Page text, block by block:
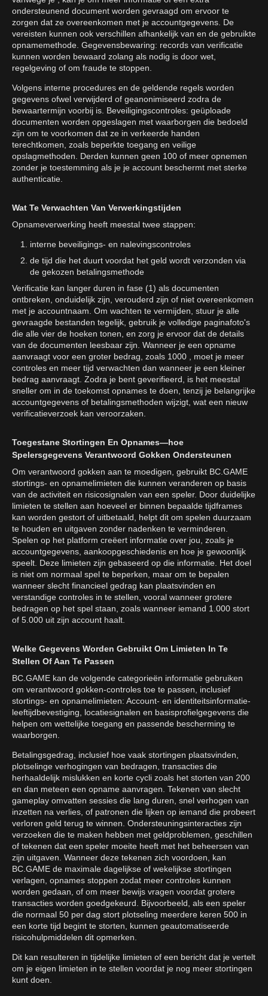
ondersteunend document worden gevraagd om ervoor te
zorgen dat ze overeenkomen met je accountgegevens. De
vereisten kunnen ook verschillen afhankelijk van en de gebruikte
opnamemethode. Gegevensbewaring: records van verificatie
kunnen worden bewaard zolang als nodig is door wet,
regelgeving of om fraude te stoppen.
Volgens interne procedures en de geldende regels worden
gegevens ofwel verwijderd of geanonimiseerd zodra de
bewaartermijn voorbij is. Beveiligingscontroles: geüploade
documenten worden opgeslagen met waarborgen die bedoeld
zijn om te voorkomen dat ze in verkeerde handen
terechtkomen, zoals beperkte toegang en veilige
opslagmethoden. Derden kunnen geen 100 of meer opnemen
zonder je toestemming als je je account beschermt met sterke
authenticatie.
Wat Te Verwachten Van Verwerkingstijden
Opnameverwerking heeft meestal twee stappen:
interne beveiligings- en nalevingscontroles
de tijd die het duurt voordat het geld wordt verzonden via
de gekozen betalingsmethode
Verificatie kan langer duren in fase (1) als documenten
ontbreken, onduidelijk zijn, verouderd zijn of niet overeenkomen
met je accountnaam. Om wachten te vermijden, stuur je alle
gevraagde bestanden tegelijk, gebruik je volledige paginafoto's
die alle vier de hoeken tonen, en zorg je ervoor dat de details
van de documenten leesbaar zijn. Wanneer je een opname
aanvraagt voor een groter bedrag, zoals 1000 , moet je meer
controles en meer tijd verwachten dan wanneer je een kleiner
bedrag aanvraagt. Zodra je bent geverifieerd, is het meestal
sneller om in de toekomst opnames te doen, tenzij je belangrijke
accountgegevens of betalingsmethoden wijzigt, wat een nieuw
verificatieverzoek kan veroorzaken.
Toegestane Stortingen En Opnames—hoe
Spelersgegevens Verantwoord Gokken Ondersteunen
Om verantwoord gokken aan te moedigen, gebruikt BC.GAME
stortings- en opnamelimieten die kunnen veranderen op basis
van de activiteit en risicosignalen van een speler. Door duidelijke
limieten te stellen aan hoeveel er binnen bepaalde tijdframes
kan worden gestort of uitbetaald, helpt dit om spelen duurzaam
te houden en uitgaven zonder nadenken te verminderen.
Spelen op het platform creëert informatie over jou, zoals je
accountgegevens, aankoopgeschiedenis en hoe je gewoonlijk
speelt. Deze limieten zijn gebaseerd op die informatie. Het doel
is niet om normaal spel te beperken, maar om te bepalen
wanneer slecht financieel gedrag kan plaatsvinden en
verstandige controles in te stellen, vooral wanneer grotere
bedragen op het spel staan, zoals wanneer iemand 1.000 stort
of 5.000 uit zijn account haalt.
Welke Gegevens Worden Gebruikt Om Limieten In Te
Stellen Of Aan Te Passen
BC.GAME kan de volgende categorieën informatie gebruiken
om verantwoord gokken-controles toe te passen, inclusief
stortings- en opnamelimieten: Account- en identiteitsinformatie-
leeftijdbevestiging, locatiesignalen en basisprofielgegevens die
helpen om wettelijke toegang en passende bescherming te
waarborgen.
Betalingsgedrag, inclusief hoe vaak stortingen plaatsvinden,
plotselinge verhogingen van bedragen, transacties die
herhaaldelijk mislukken en korte cycli zoals het storten van 200
en dan meteen een opname aanvragen. Tekenen van slecht
gameplay omvatten sessies die lang duren, snel verhogen van
inzetten na verlies, of patronen die lijken op iemand die probeert
verloren geld terug te winnen. Ondersteuningsinteracties zijn
verzoeken die te maken hebben met geldproblemen, geschillen
of tekenen dat een speler moeite heeft met het beheersen van
zijn uitgaven. Wanneer deze tekenen zich voordoen, kan
BC.GAME de maximale dagelijkse of wekelijkse stortingen
verlagen, opnames stoppen zodat meer controles kunnen
worden gedaan, of om meer bewijs vragen voordat grotere
transacties worden goedgekeurd. Bijvoorbeeld, als een speler
die normaal 50 per dag stort plotseling meerdere keren 500 in
een korte tijd begint te storten, kunnen geautomatiseerde
risicohulpmiddelen dit opmerken.
Dit kan resulteren in tijdelijke limieten of een bericht dat je vertelt
om je eigen limieten in te stellen voordat je nog meer stortingen
kunt doen.